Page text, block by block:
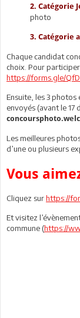
2. Catégorie
photo
3. Catégorie
Chaque candidat
choix. Pour
https://forms.gle/
Ensuite, les 3
envoyés (avant le 17
Les meilleures
d’une ou plusieurs
Vous
Cliquez surhttps://
Et visitez
commune (https://